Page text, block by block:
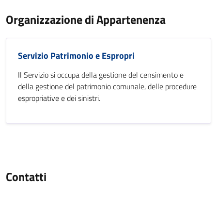
Organizzazione di Appartenenza
Servizio Patrimonio e Espropri
Il Servizio si occupa della gestione del censimento e
della gestione del patrimonio comunale, delle procedure
espropriative e dei sinistri.
Contatti